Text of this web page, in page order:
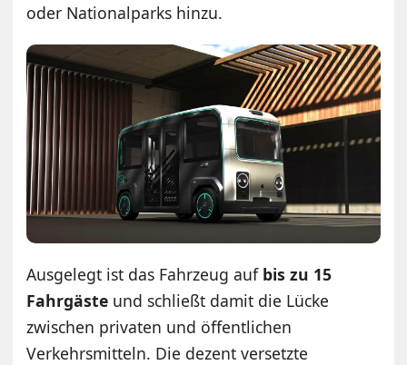
oder Nationalparks hinzu.
Ausgelegt ist das Fahrzeug auf bis zu 15
Fahrgäste und schließt damit die Lücke
zwischen privaten und öffentlichen
Verkehrsmitteln. Die dezent versetzte